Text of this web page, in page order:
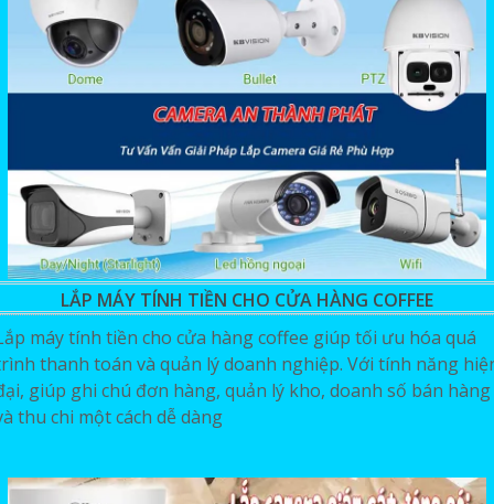
LẮP MÁY TÍNH TIỀN CHO CỬA HÀNG COFFEE
máy tính tiền cho cửa hàng coffee giúp tối ưu hóa quá
thanh toán và quản lý doanh nghiệp. Với tính năng
giúp ghi chú đơn hàng, quản lý kho, doanh số bán hàng
thu chi một cách dễ dàng